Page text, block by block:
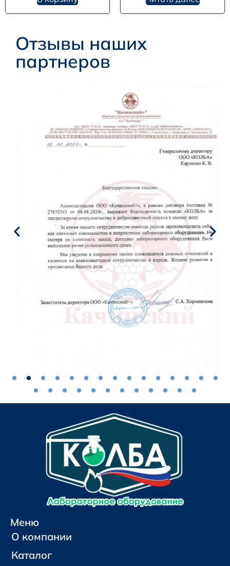
Отзывы наших
партнеров
Меню
О компании
Каталог